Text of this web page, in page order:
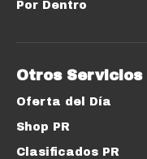
Por Dentro
Otros Servicios
Oferta del Día
Shop PR
Clasificados PR